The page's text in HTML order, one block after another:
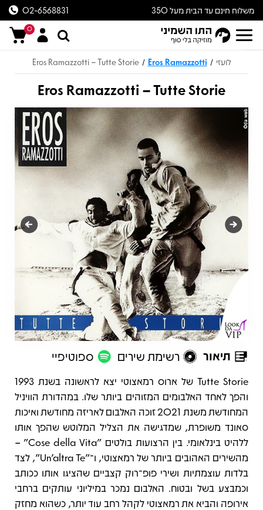
משלוח חינם עד הבית מעל 350
ש״ח
02-6568831
0
לועזי /
Eros Ramazzotti
/
Eros Ramazzotti – Tutte Storie
Eros Ramazzotti – Tutte Storie
תיאור רשימת שירים ספוטיפיי
תיאור
Tutte Storie של ארוס רמאצוטי יצא לראשונה בשנת 1993
והפך לאחד האלבומים המזוהים ביותר שלו. במהדורת הוויניל
המחודשת משנת 2021 זוכה האלבום לאריזה מחודשת ואיכות
סאונד משופרת, שמדגישה את הצליל המלוטש שהפך אותו
ללהיט בינלאומי. בין הרצועות בולטים "Cose della Vita" –
מהשירים האהובים ביותר של רמאצוטי, ו־"Un'altra Te", לצד
בלדות עוצמתיות ושירי פופ־רוק קצביים שהציגו אותו ככותב
וכמבצע בשל ובטוח. האלבום נמכר במיליוני עותקים ברחבי
אירופה והביא את רמאצוטי לקהל רחב עוד יותר, כשהוא מחזק